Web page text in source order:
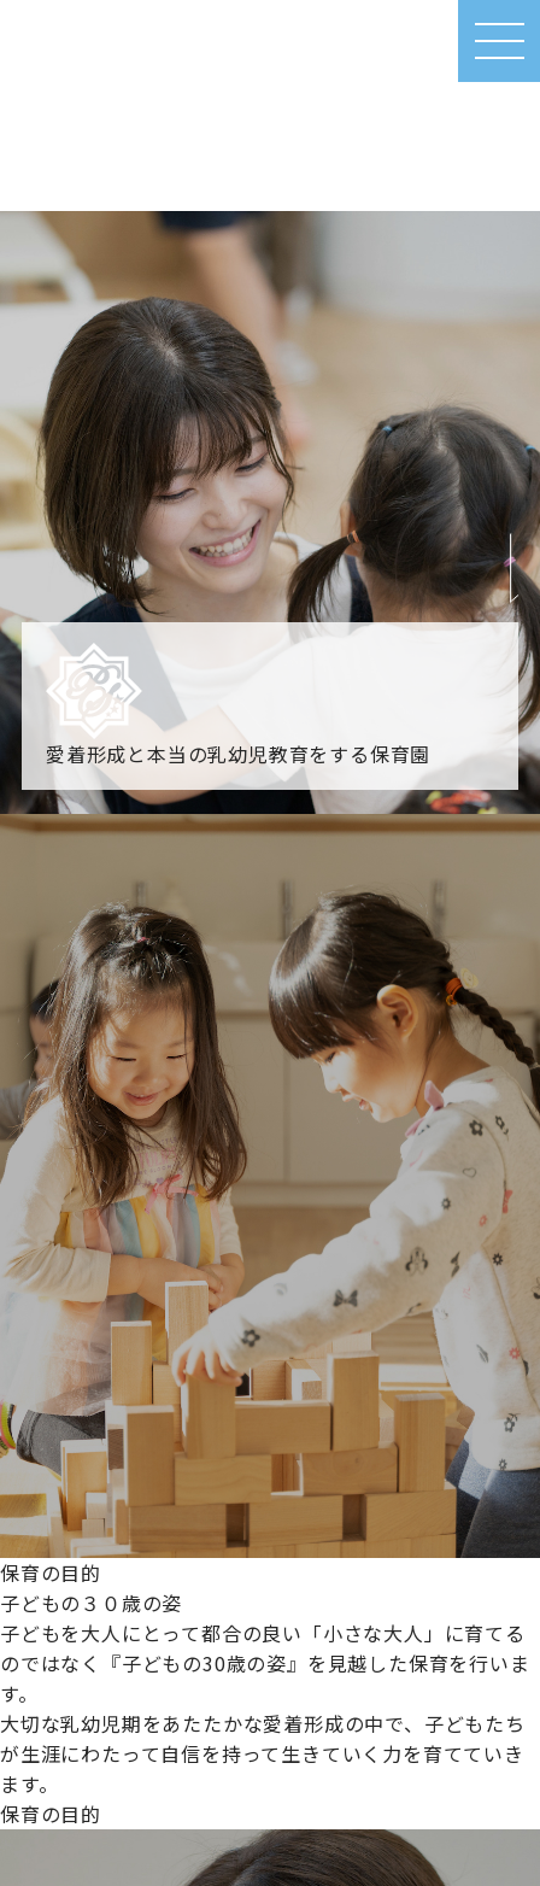
MEN
U
愛着形成と本当の乳幼児教育をする保育園
園からのお知らせ
「すくすく子育て」でリトルスター保育園が紹介されま
各園のブログ
2026.08.06 赤しそジュース作り～にじ組～2026.08.0
5 【そら組】誕生会
一覧を見る
プライムスターほいくえんグループは女性が安心して働き
続けられる環境づくりに取り組んでおり、厚生労働省の
【えるぼし認定(☆☆)】
保育の目的
子どもの３０歳の姿
子どもを大人にとって都合の良い「小さな大人」に育てる
のではなく『子どもの30歳の姿』を見越した保育を行いま
す。
大切な乳幼児期をあたたかな愛着形成の中で、子どもたち
が生涯にわたって自信を持って生きていく力を育てていき
ます。
保育の目的